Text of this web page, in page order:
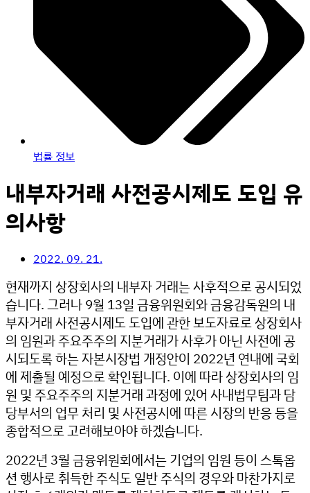
법률 정보
내부자거래 사전공시제도 도입 유
의사항
2022. 09. 21.
현재까지 상장회사의 내부자 거래는 사후적으로 공시되었
습니다. 그러나 9월 13일 금융위원회와 금융감독원의 내
부자거래 사전공시제도 도입에 관한 보도자료로 상장회사
의 임원과 주요주주의 지분거래가 사후가 아닌 사전에 공
시되도록 하는 자본시장법 개정안이 2022년 연내에 국회
에 제출될 예정으로 확인됩니다. 이에 따라 상장회사의 임
원 및 주요주주의 지분거래 과정에 있어 사내법무팀과 담
당부서의 업무 처리 및 사전공시에 따른 시장의 반응 등을
종합적으로 고려해보아야 하겠습니다.
2022년 3월 금융위원회에서는 기업의 임원 등이 스톡옵
션 행사로 취득한 주식도 일반 주식의 경우와 마찬가지로